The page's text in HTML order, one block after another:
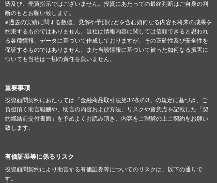
誘及び、売買指示ではございません。投資にあたっての最終判断はご自身の判
断のもとお願い致します。
※過去の実績に関する数値、見解や予測などを含む如何なる内容も将来の成果を
約束するものではありません。当社は情報内容に関しては信頼できると思われ
る各種情報、データに基づいて作成しておりますが、その正確性及び安全性を
保証するものではありません。また当該情報に基づいて被った如何なる損害に
ついても当社は一切の責任を負いません。
重要事項
投資顧問契約にあたっては「金融商品取引法第37条の3」の規定に基づき、ご
負担頂く助言報酬や、助言の内容および方法、リスクや留意点を記載した「契
約締結前交付書面」を予めよくお読み頂き、内容をご理解の上ご契約をお願い
致します。
有価証券等に係るリスク
投資顧問契約により助言する有価証券等についてのリスクは、以下の通りで
す。